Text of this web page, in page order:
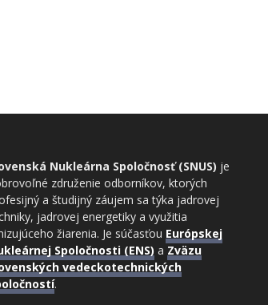
Nukleárna Spoločnosť (SNUS) je
združenie odborníkov, ktorých
a študijný záujem sa týka jadrovej
jadrovej energetiky a využitia
žiarenia. Je súčasťou Európskej
Spoločnosti (ENS) a Zväzu
vedeckotechnických
.